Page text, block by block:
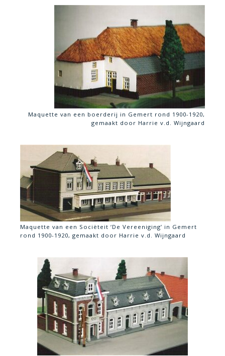
Maquette van een boerderij in Gemert rond 1900-1920,
gemaakt door Harrie v.d. Wijngaard
Maquette van een Sociëteit ‘De Vereeniging’ in Gemert
rond 1900-1920, gemaakt door Harrie v.d. Wijngaard